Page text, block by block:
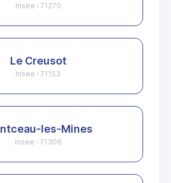
Insee : 71270
Le Creusot
Insee : 71153
les-Mines
Insee : 71306